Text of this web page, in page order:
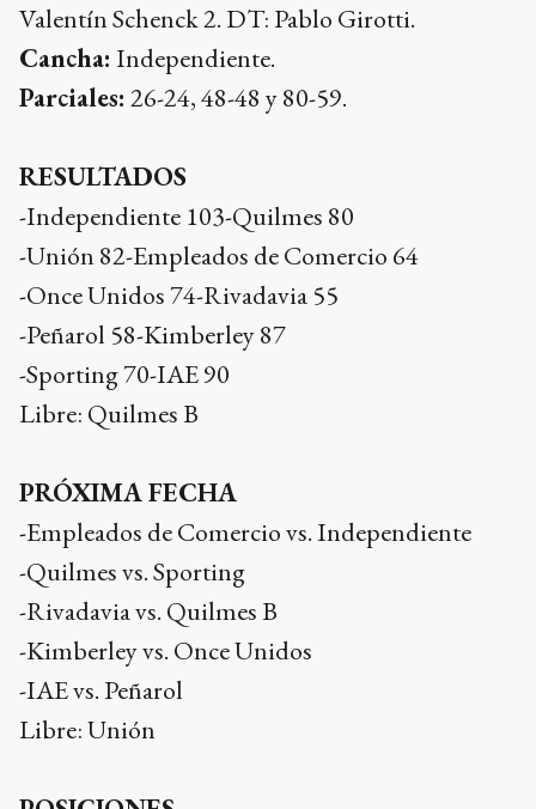
Valentín Schenck 2. DT: Pablo Girotti.
Cancha: Independiente.
Parciales: 26-24, 48-48 y 80-59.
RESULTADOS
-Independiente 103-Quilmes 80
-Unión 82-Empleados de Comercio 64
-Once Unidos 74-Rivadavia 55
-Peñarol 58-Kimberley 87
-Sporting 70-IAE 90
Libre: Quilmes B
PRÓXIMA FECHA
-Empleados de Comercio vs. Independiente
-Quilmes vs. Sporting
-Rivadavia vs. Quilmes B
-Kimberley vs. Once Unidos
-IAE vs. Peñarol
Libre: Unión